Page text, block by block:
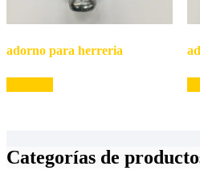
adorno para herreria
Categorías de